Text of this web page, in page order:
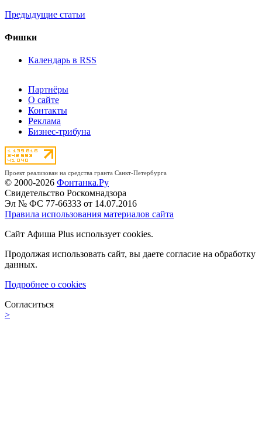
Предыдущие статьи
Фишки
Календарь в RSS
Партнёры
О сайте
Контакты
Реклама
Бизнес-трибуна
Проект реализован на средства гранта Санкт-Петербурга
© 2000-2026 Фонтанка.Ру
Свидетельство Роскомнадзора
Эл № ФС 77-66333 от 14.07.2016
Правила использования материалов сайта
Сайт Афиша Plus использует cookies.
Продолжая использовать сайт, вы даете согласие на обработку
данных.
Подробнее о cookies
Согласиться
>